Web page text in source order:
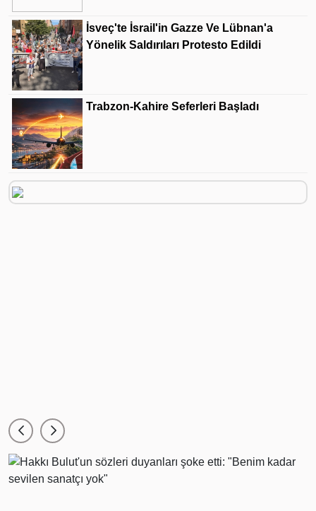
İsveç'te İsrail'in Gazze Ve Lübnan'a
Yönelik Saldırıları Protesto Edildi
Trabzon-Kahire Seferleri Başladı